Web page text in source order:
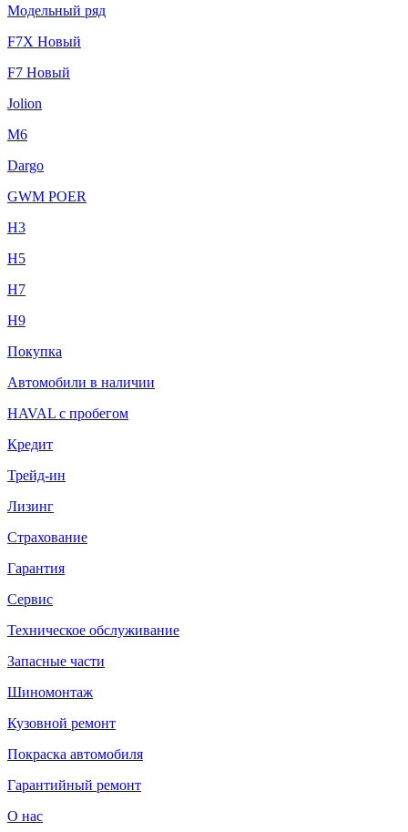
Модельный ряд
F7X Новый
F7 Новый
Jolion
M6
Dargo
GWM POER
H3
H5
H7
H9
Покупка
Автомобили в наличии
HAVAL с пробегом
Кредит
Трейд-ин
Лизинг
Страхование
Гарантия
Сервис
Техническое обслуживание
Запасные части
Шиномонтаж
Кузовной ремонт
Покраска автомобиля
Гарантийный ремонт
О нас